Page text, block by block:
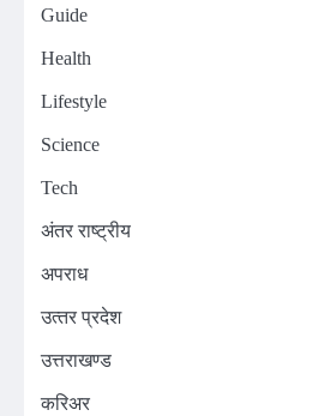
Guide
Health
Lifestyle
Science
Tech
अंतर राष्ट्रीय
अपराध
उत्‍तर प्रदेश
उत्तराखण्ड
करिअर